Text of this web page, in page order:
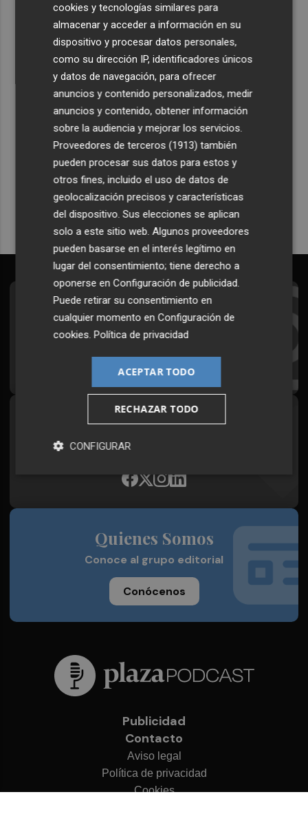
Las '200 vidas' que llevaron a Paco Rabal de Águilas a la
cima del cine: un documental recupera la voz y la mirada
del actor
Recibe toda la actualidad de
Plaza Podcast en tu correo
Quiero suscribirme
Suscríbete al Boletín
Todos los días a primera hora en tu email
Síguenos en redes
Plaza Podcast, desde cualquier medio
Quienes Somos
Conoce al grupo editorial
Conócenos
Publicidad
Contacto
Aviso legal
Política de privacidad
Cookies
cookies y tecnologías similares para
almacenar y acceder a información en su
dispositivo y procesar datos personales,
como su dirección IP, identificadores únicos
y datos de navegación, para ofrecer
anuncios y contenido personalizados, medir
anuncios y contenido, obtener información
sobre la audiencia y mejorar los servicios.
Proveedores de terceros (1913) también
pueden procesar sus datos para estos y
otros fines, incluido el uso de datos de
geolocalización precisos y características
del dispositivo. Sus elecciones se aplican
solo a este sitio web. Algunos proveedores
pueden basarse en el interés legítimo en
lugar del consentimiento; tiene derecho a
oponerse enConfiguración de publicidad.
Puede retirar su consentimiento en
cualquier momento enConfiguración de
cookies.Política de privacidad
ACEPTAR TODO
RECHAZAR TODO
CONFIGURAR